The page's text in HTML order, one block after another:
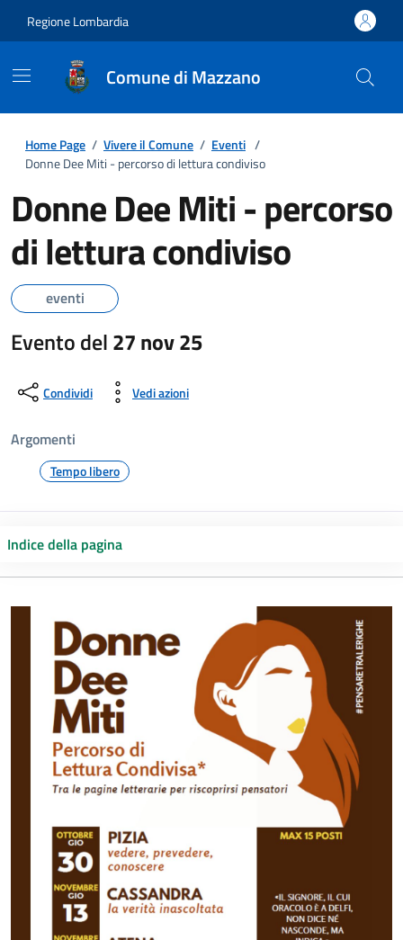
Regione Lombardia
Comune di Mazzano
Home Page / Vivere il Comune / Eventi /
Donne Dee Miti - percorso di lettura condiviso
Donne Dee Miti - percorso
di lettura condiviso
eventi
Evento del27 nov 25
Condividi Vedi azioni
Argomenti
Tempo libero
Indice della pagina